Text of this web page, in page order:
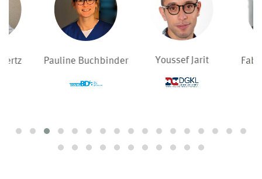
Youssef Jarit Fabian Lobmeyer